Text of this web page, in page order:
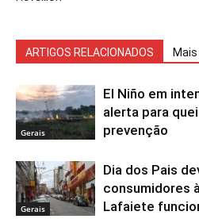
ARTIGOS RELACIONADOS
Gerais
El Niño em
alerta para
prevenção
Gerais
Dia dos Pais
consumidores
Lafaiete